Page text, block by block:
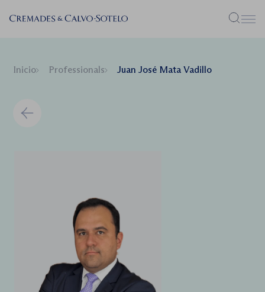
Menú
Inicio Professionals Juan José Mata Vadillo